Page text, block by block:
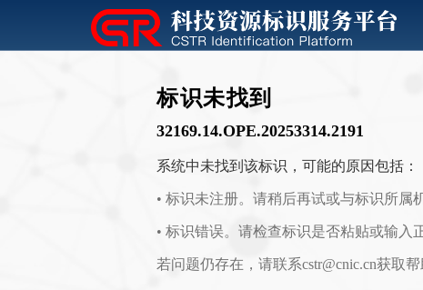
标识未找到
32169.14.OPE.20253314.2191
系统中未找到该标识，可能的原因包括：
• 标识未注册。请稍后再试或与标识所属
• 标识错误。请检查标识是否粘贴或输入
若问题仍存在，请联系cstr@cnic.cn获取帮